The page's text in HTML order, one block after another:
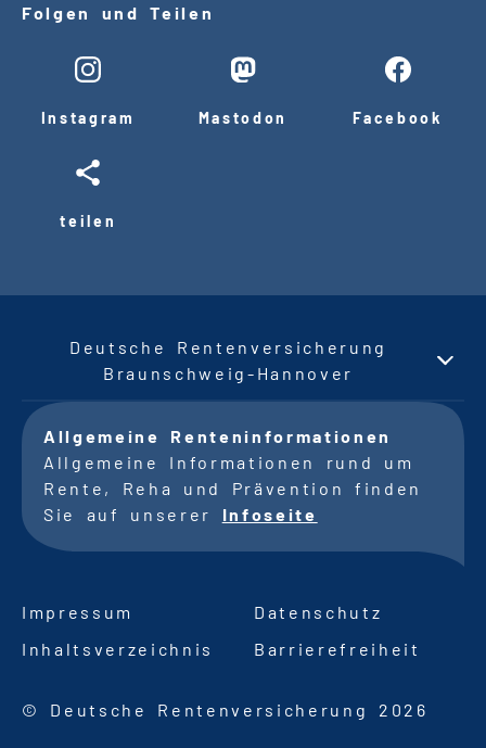
Folgen und Teilen
Instagram Mastodon Facebook
teilen
Deutsche Rentenversicherung
Braunschweig-Hannover
Allgemeine Renteninformationen
Allgemeine Informationen rund um
Rente, Reha und Prävention finden
Sie auf unserer Infoseite
Impressum
Datenschutz
Inhaltsverzeichnis
Barrierefreiheit
© Deutsche Rentenversicherung 2026